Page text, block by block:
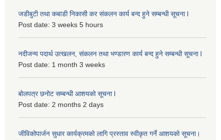
जडीबुटी तथा कबाडी निकासी कर संकलन कार्य बन्द हुने सम्बन्धी सूचना l
Post date: 3 weeks 5 hours
नदीजन्य पदार्थ उत्खलन, संकलन तथा भण्डारण कार्य बन्द हुने सम्बन्धी सूचना l
Post date: 1 month 3 weeks
बोलपत्र छनोट सम्बन्धी आशयको सूचना l
Post date: 2 months 2 days
जीविकोपार्जन सुधार कार्यक्रमको लागि प्रस्ताव स्वीकृत गर्ने आशयको सूचना।